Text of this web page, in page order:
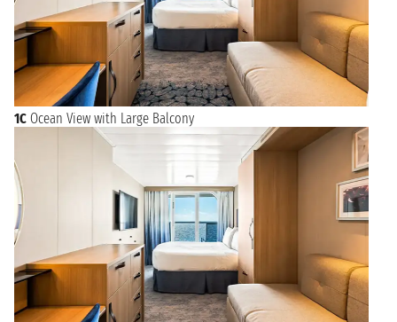
1C Ocean View with Large Balcony